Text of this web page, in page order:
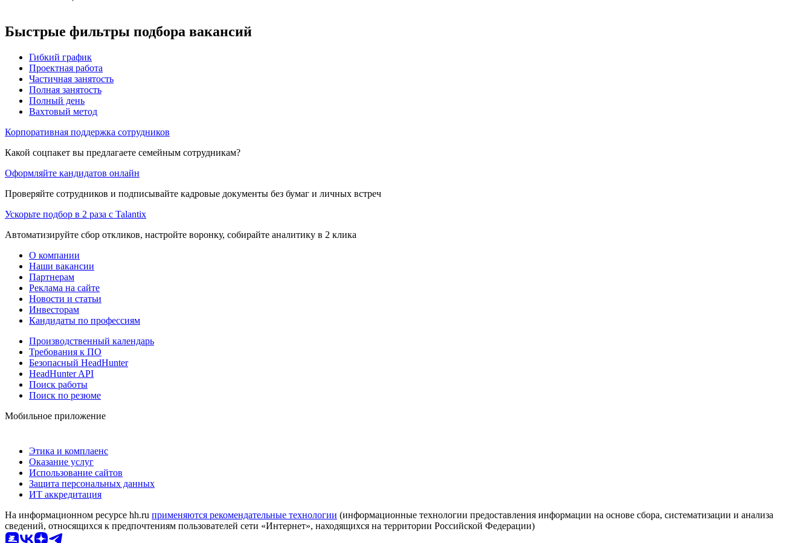
Быстрые фильтры подбора вакансий
Гибкий график
Проектная работа
Частичная занятость
Полная занятость
Полный день
Вахтовый метод
Корпоративная поддержка сотрудников
Какой соцпакет вы предлагаете семейным сотрудникам?
Оформляйте кандидатов онлайн
Проверяйте сотрудников и подписывайте кадровые документы без бумаг и личных встреч
Ускорьте подбор в 2 раза с Talantix
Автоматизируйте сбор откликов, настройте воронку, собирайте аналитику в 2 клика
О компании
Наши вакансии
Партнерам
Реклама на сайте
Новости и статьи
Инвесторам
Кандидаты по профессиям
Производственный календарь
Требования к ПО
Безопасный HeadHunter
HeadHunter API
Поиск работы
Поиск по резюме
Мобильное приложение
Этика и комплаенс
Оказание услуг
Использование сайтов
Защита персональных данных
ИТ аккредитация
На информационном ресурсе hh.ru применяются рекомендательные технологии (информационные технологии предоставления информации на основе сбора, систематизации и анализа
сведений, относящихся к предпочтениям пользователей сети «Интернет», находящихся на территории Российской Федерации)